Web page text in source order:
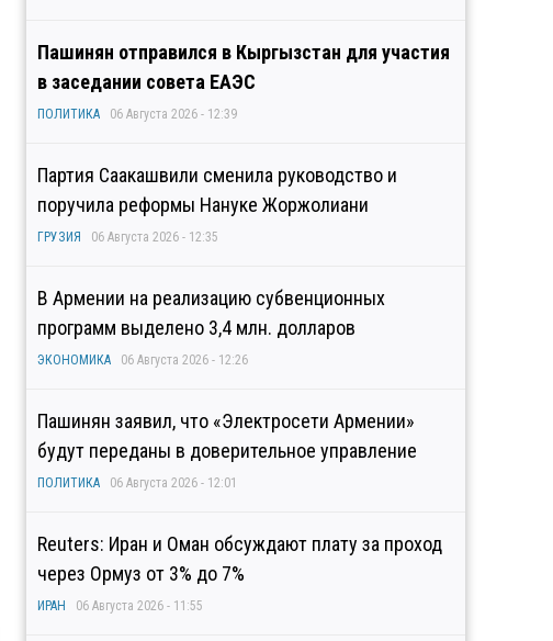
Пашинян отправился в Кыргызстан для участия
в заседании совета ЕАЭС
ПОЛИТИКА 06 Августа 2026 - 12:39
Партия Саакашвили сменила руководство и
поручила реформы Нануке Жоржолиани
ГРУЗИЯ 06 Августа 2026 - 12:35
В Армении на реализацию субвенционных
программ выделено 3,4 млн. долларов
ЭКОНОМИКА 06 Августа 2026 - 12:26
Пашинян заявил, что «Электросети Армении»
будут переданы в доверительное управление
ПОЛИТИКА 06 Августа 2026 - 12:01
Reuters: Иран и Оман обсуждают плату за проход
через Ормуз от 3% до 7%
ИРАН 06 Августа 2026 - 11:55